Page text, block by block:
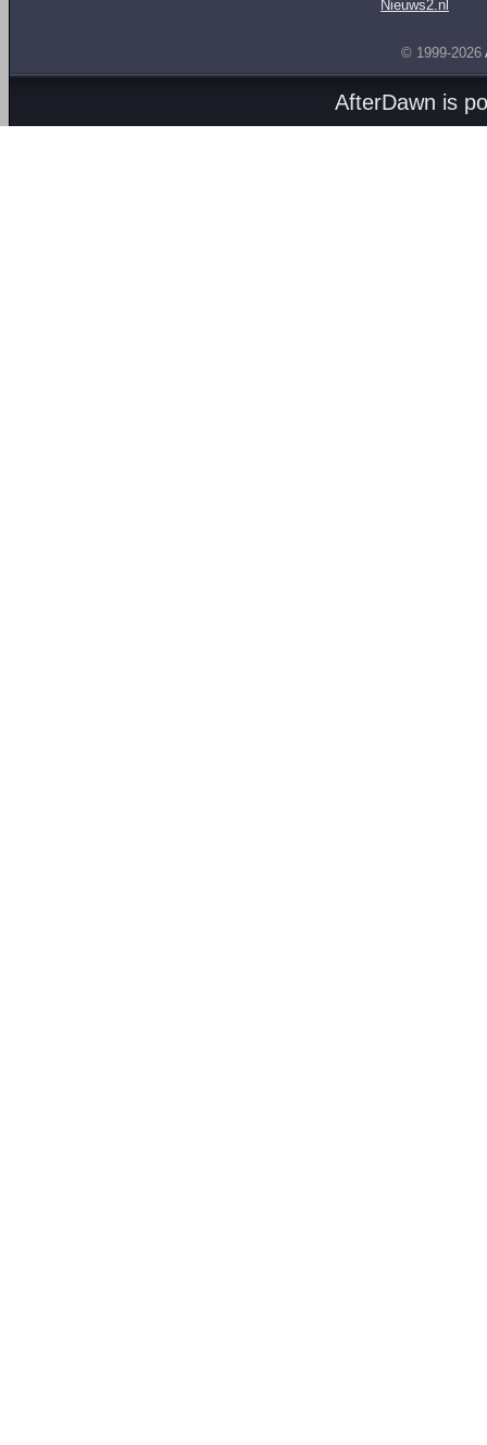
Nieuws2.nl
© 1999-2026
AfterDawn is